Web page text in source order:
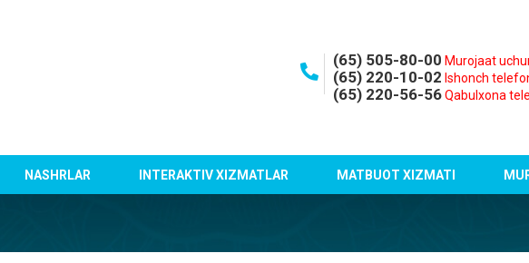
(65) 505-80-00 Murojaat
(65) 220-10-02 Ishonch
(65) 220-56-56 Qabulxona
NASHRLAR INTERAKTIV XIZMATLAR MATBUOT XIZMATI